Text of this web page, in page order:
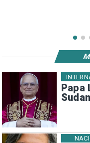
Papa